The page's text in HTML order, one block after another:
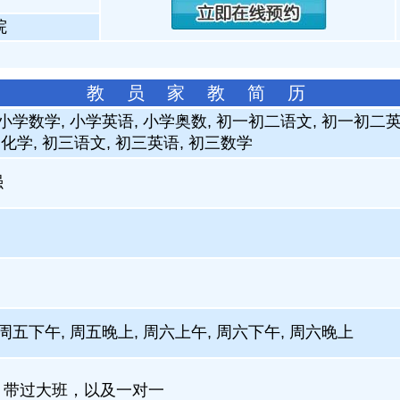
教 员 家 教 简 历
学数学, 小学英语, 小学奥数, 初一初二语文, 初一初二
学, 初三语文, 初三英语, 初三数学
五下午, 周五晚上, 周六上午, 周六下午, 周六晚上
过大班，以及一对一